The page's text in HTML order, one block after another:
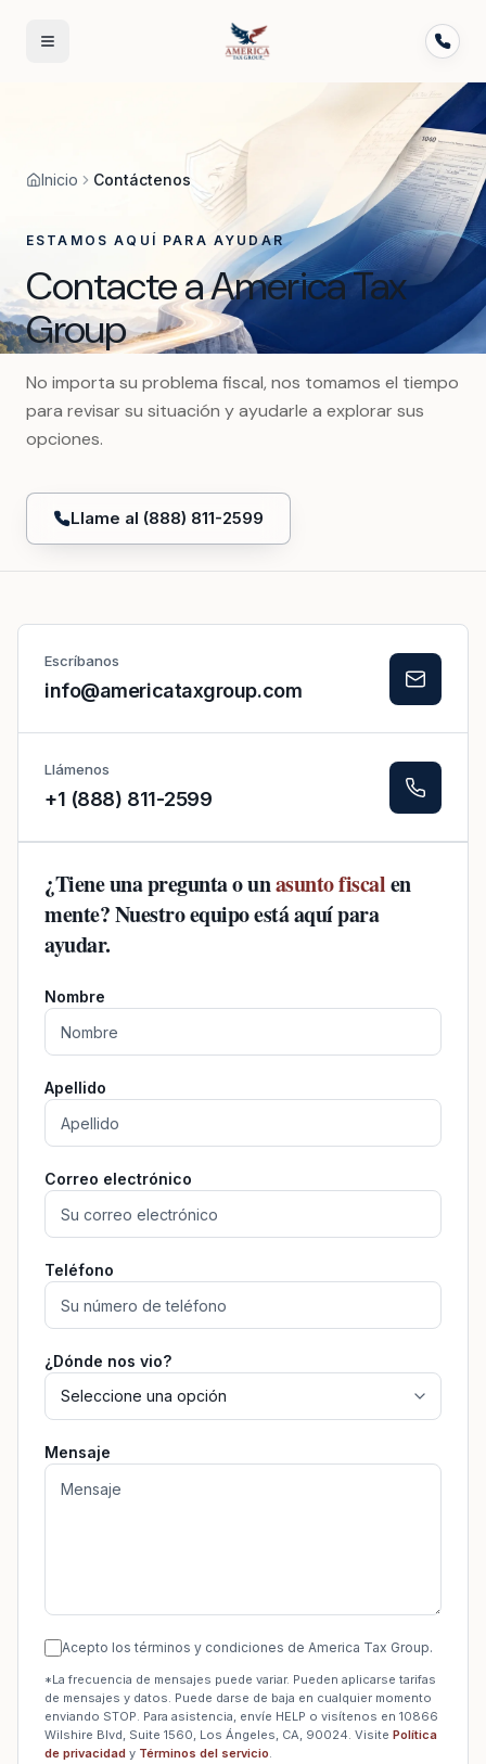
Inicio Contáctenos
ESTAMOS AQUÍ PARA AYUDAR
Contacte a America Tax
Group
No importa su problema fiscal, nos tomamos el tiempo
para revisar su situación y ayudarle a explorar sus
opciones.
Llame al (888) 811-2599
Escríbanos
info@americataxgroup.com
Llámenos
+1 (888) 811-2599
¿Tiene una pregunta o unasunto fiscalen
mente? Nuestro equipo está aquí para
ayudar.
Nombre
Apellido
Correo electrónico
Teléfono
¿Dónde nos vio?
Mensaje
Acepto los términos y condiciones de America Tax Group.
*La frecuencia de mensajes puede variar. Pueden aplicarse tarifas
de mensajes y datos. Puede darse de baja en cualquier momento
enviando STOP. Para asistencia, envíe HELP o visítenos en 10866
Wilshire Blvd, Suite 1560, Los Ángeles, CA, 90024. Visite Política
de privacidad y Términos del servicio.